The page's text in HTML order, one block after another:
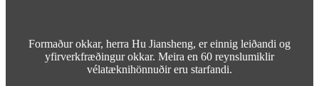
Formaður okkar, herra Hu Jiansheng, er einnig leiðandi og
yfirverkfræðingur okkar. Meira en 60 reynslumiklir
vélatæknihönnuðir eru starfandi.